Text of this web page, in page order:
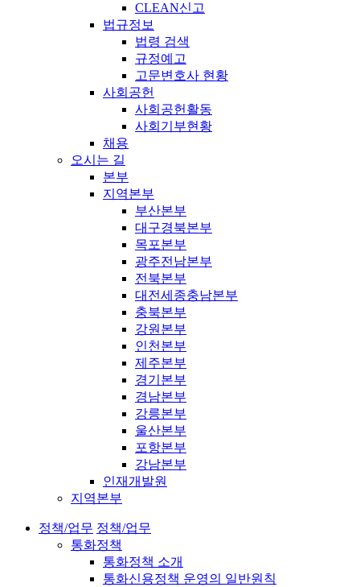
CLEAN신고
법규정보
법령 검색
규정예고
고문변호사 현황
사회공헌
사회공헌활동
사회기부현황
채용
오시는 길
본부
지역본부
부산본부
대구경북본부
목포본부
광주전남본부
전북본부
대전세종충남본부
충북본부
강원본부
인천본부
제주본부
경기본부
경남본부
강릉본부
울산본부
포항본부
강남본부
인재개발원
지역본부
정책/업무 정책/업무
통화정책
통화정책 소개
통화신용정책 운영의 일반원칙